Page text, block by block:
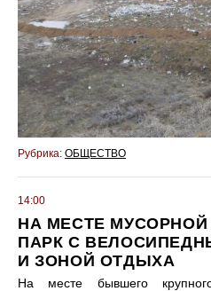
Рубрика: ОБЩЕСТВО
14:00
НА МЕСТЕ МУСОРНОЙ
ПАРК С
И ЗОНОЙ ОТДЫХА
На месте бывшего